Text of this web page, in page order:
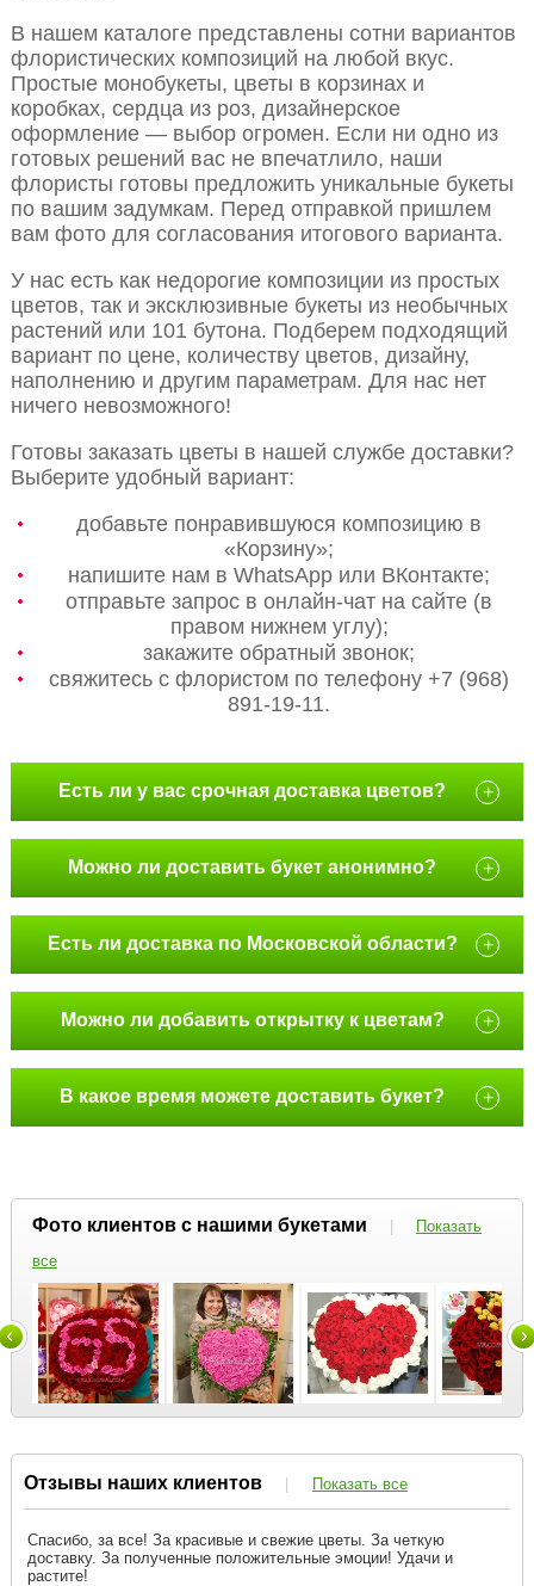
В нашем каталоге представлены сотни вариантов
флористических композиций на любой вкус.
Простые монобукеты, цветы в корзинах и
коробках, сердца из роз, дизайнерское
оформление — выбор огромен. Если ни одно из
готовых решений вас не впечатлило, наши
флористы готовы предложить уникальные букеты
по вашим задумкам. Перед отправкой пришлем
вам фото для согласования итогового варианта.
У нас есть как недорогие композиции из простых
цветов, так и эксклюзивные букеты из необычных
растений или 101 бутона. Подберем подходящий
вариант по цене, количеству цветов, дизайну,
наполнению и другим параметрам. Для нас нет
ничего невозможного!
Готовы заказать цветы в нашей службе доставки?
Выберите удобный вариант:
добавьте понравившуюся композицию в
«Корзину»;
напишите нам в WhatsApp или ВКонтакте;
отправьте запрос в онлайн-чат на сайте (в
правом нижнем углу);
закажите обратный звонок;
свяжитесь с флористом по телефону +7 (968)
891-19-11.
Есть ли у вас срочная доставка цветов? +
Можно ли доставить букет анонимно? +
Есть ли доставка по Московской области? +
Можно ли добавить открытку к цветам? +
В какое время можете доставить букет? +
Фото клиентов с нашими букетами |
Показать
все
Отзывы наших клиентов | Показать все
Спасибо, за все! За красивые и свежие цветы. За четкую
доставку. За полученные положительные эмоции! Удачи и
растите!